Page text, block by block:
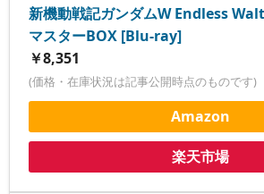
新機動戦記ガンダムW Endless
マスターBOX [Blu-ray]
￥8,351
(価格・在庫状況は記事公開時点のものです)
Amazon
楽天市場